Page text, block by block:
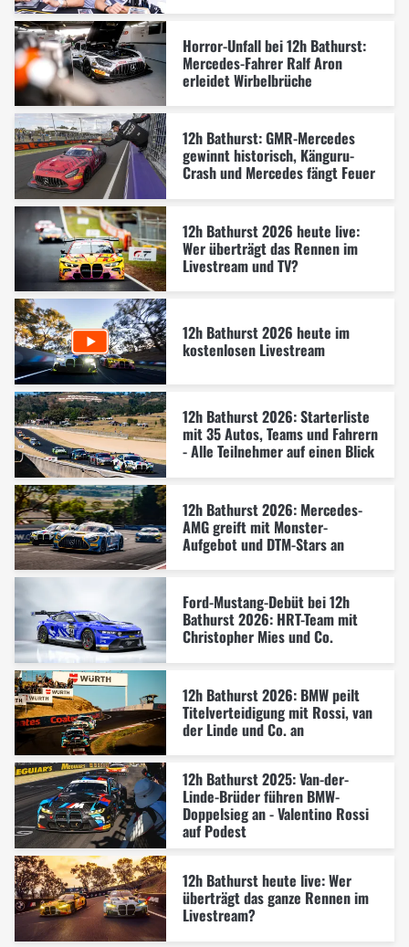
Horror-Unfall bei 12h Bathurst:
Mercedes-Fahrer Ralf Aron
erleidet Wirbelbrüche
12h Bathurst: GMR-Mercedes
gewinnt historisch, Känguru-
Crash und Mercedes fängt Feuer
12h Bathurst 2026 heute live:
Wer überträgt das Rennen im
Livestream und TV?
12h Bathurst 2026 heute im
kostenlosen Livestream
12h Bathurst 2026: Starterliste
mit 35 Autos, Teams und Fahrern
- Alle Teilnehmer auf einen Blick
12h Bathurst 2026: Mercedes-
AMG greift mit Monster-
Aufgebot und DTM-Stars an
Ford-Mustang-Debüt bei 12h
Bathurst 2026: HRT-Team mit
Christopher Mies und Co.
12h Bathurst 2026: BMW peilt
Titelverteidigung mit Rossi, van
der Linde und Co. an
12h Bathurst 2025: Van-der-
Linde-Brüder führen BMW-
Doppelsieg an - Valentino Rossi
auf Podest
12h Bathurst heute live: Wer
überträgt das ganze Rennen im
Livestream?